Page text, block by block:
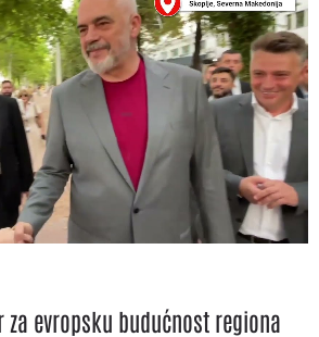
za evropsku budućnost regiona